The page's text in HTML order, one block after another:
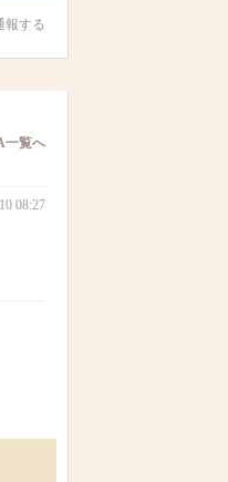
報する
一覧へ
08:27